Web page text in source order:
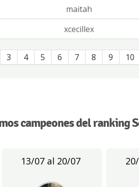
maitah
xcecillex
3 4 5 6 7 8 9 10
campeones del ranking
13/07 al 20/07